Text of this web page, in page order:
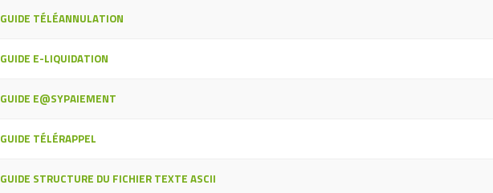
GUIDE TÉLÉANNULATION
GUIDE E-LIQUIDATION
GUIDE E@SYPAIEMENT
GUIDE TÉLÉRAPPEL
GUIDE STRUCTURE DU FICHIER TEXTE ASCII